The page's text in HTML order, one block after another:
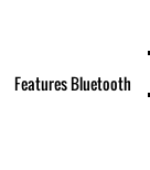
Features Bluetooth